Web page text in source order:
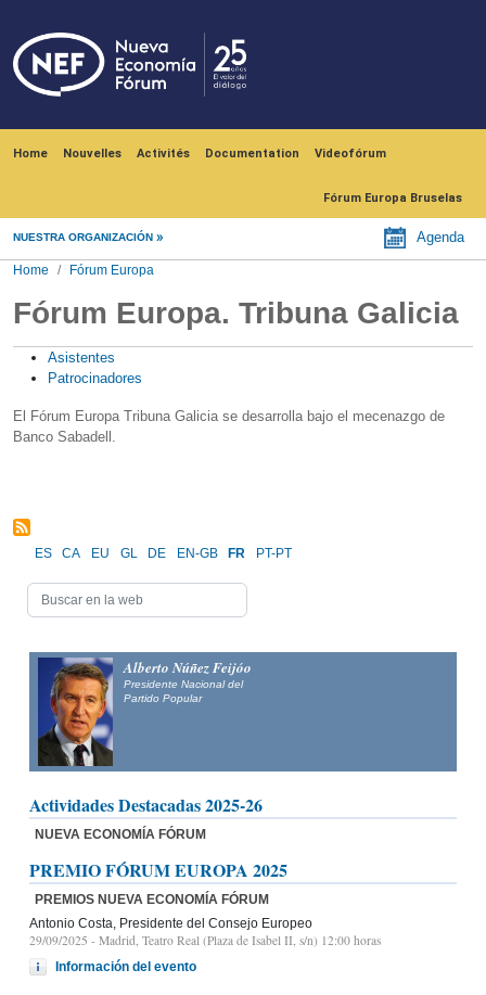
Home Nouvelles Activités Documentation Videofórum
Fórum Europa Bruselas
NUESTRA ORGANIZACIÓN Agenda
Home Fórum Europa
Fórum Europa. Tribuna Galicia
Asistentes
Patrocinadores
El Fórum Europa Tribuna Galicia se desarrolla bajo el mecenazgo de
Banco Sabadell.
ES CA EU GL DE EN-GB FR PT-PT
Alberto Núñez Feijóo
Presidente Nacional del
Partido Popular
Actividades Destacadas 2025-26
NUEVA ECONOMÍA FÓRUM
PREMIO FÓRUM EUROPA 2025
PREMIOS NUEVA ECONOMÍA FÓRUM
Antonio Costa, Presidente del Consejo Europeo
29/09/2025 - Madrid, Teatro Real (Plaza de Isabel II, s/n) 12:00 horas
Información del evento